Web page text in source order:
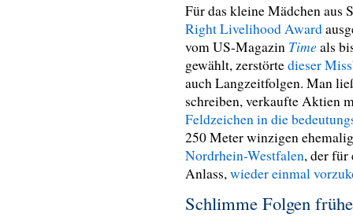
Für das kleine Mädchen aus
Right Livelihood Award
vom US-Magazin Timeals
gewählt, zerstörtedieser
auch Langzeitfolgen. Man
schreiben, verkaufte Aktien
Feldzeichen in die
250 Meter winzigen
Nordrhein-Westfalen, der für
Anlass, wieder einmal
Schlimme Folgen